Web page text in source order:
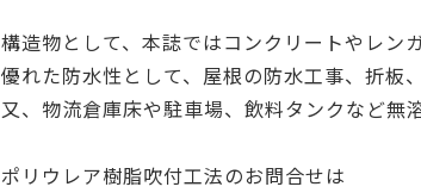
構造物として、本誌ではコンクリートやレン
優れた防水性として、屋根の防水工事、折板
又、物流倉庫床や駐車場、飲料タンクなど無
ポリウレア樹脂吹付工法のお問合せは